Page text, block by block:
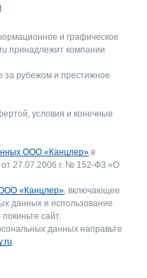
и графическое
принадлежит компании
за рубежом и престижное
условия и конечные
ООО «Канцлер» в
27.07.2006 г. № 152-ФЗ «О
«Канцлер», включающее
данных и использование
сайт.
данных направьте
.